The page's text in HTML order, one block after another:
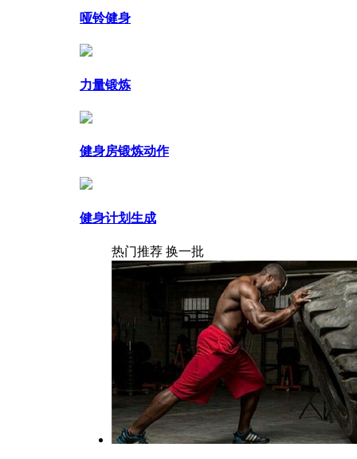
哑铃健身
力量锻炼
健身房锻炼动作
健身计划生成
热门推荐 换一批